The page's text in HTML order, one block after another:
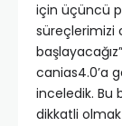
için üçüncü
süreçlerimizi
canias4.0’a
inceledik. Bu
dikkatli